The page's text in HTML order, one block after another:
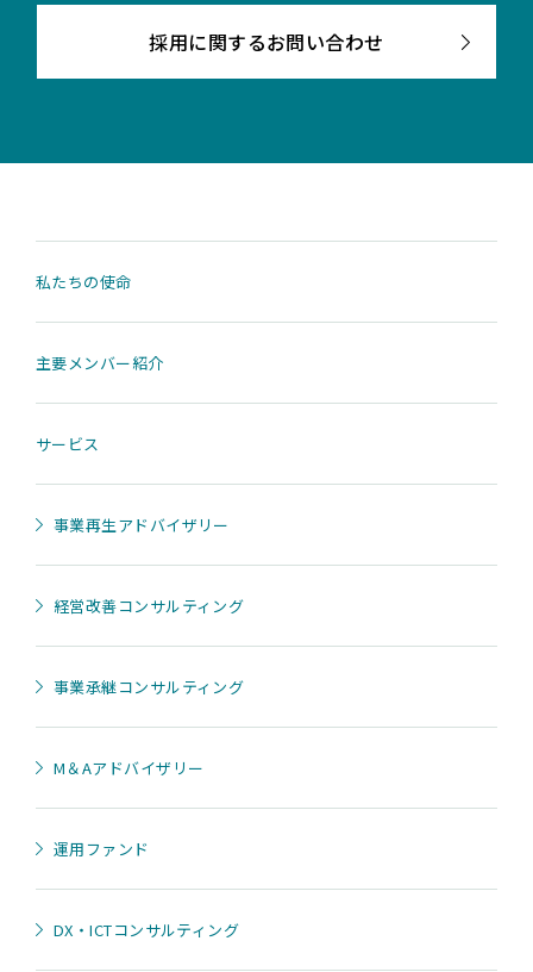
採用に関するお問い合わせ
私たちの使命
主要メンバー紹介
サービス
事業再生アドバイザリー
経営改善コンサルティング
事業承継コンサルティング
M＆Aアドバイザリー
運用ファンド
DX・ICTコンサルティング